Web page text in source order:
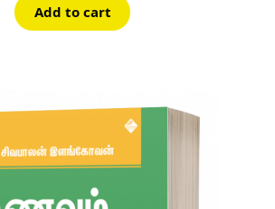
Add to cart